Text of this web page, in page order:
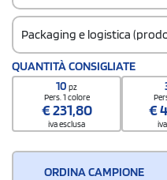
Packaging e logistica
Codice doganale
6211 4210
Quantità per scatola
QUANTITÀ CONSIGLIATE
10pz
Pers. 1 colore
€231,80
iva esclusa
€
ORDINA CAMPIONE